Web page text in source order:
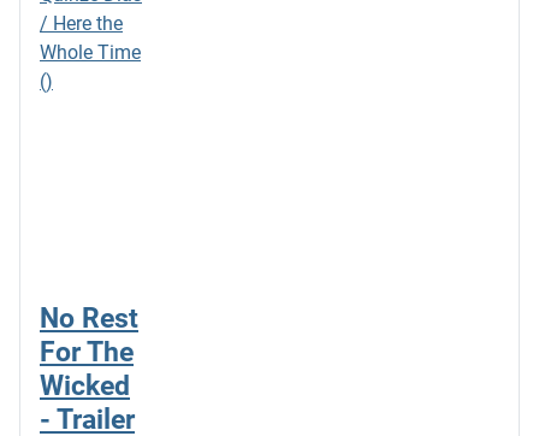
/ Here the
Whole Time
()
No Rest
For The
Wicked
- Trailer